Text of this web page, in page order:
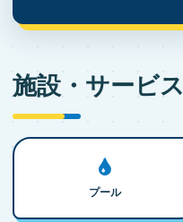
施設・サービス
プール